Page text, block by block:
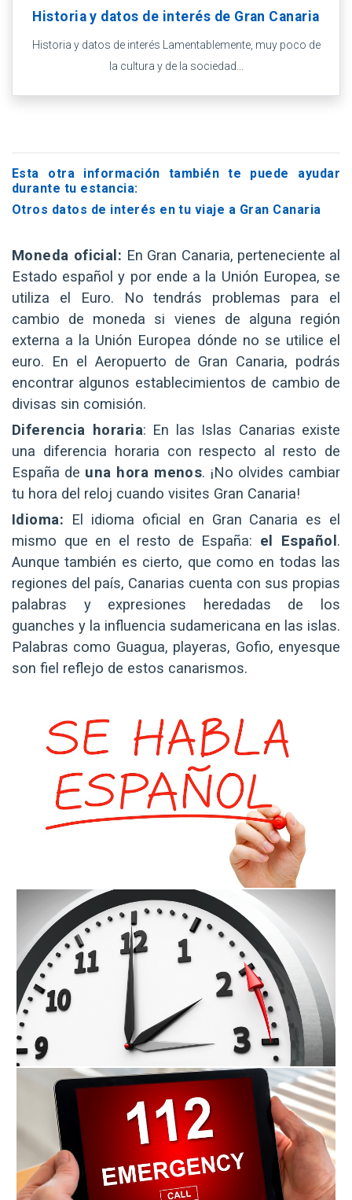
Historia y datos de interés de Gran Canaria
Historia y datos de interés Lamentablemente, muy poco de
la cultura y de la sociedad...
Esta otra información también te puede ayudar
durante tu estancia:
Otros datos de interés en tu viaje a Gran Canaria
Moneda oficial: En Gran Canaria, perteneciente al
Estado español y por ende a la Unión Europea, se
utiliza el Euro. No tendrás problemas para el
cambio de moneda si vienes de alguna región
externa a la Unión Europea dónde no se utilice el
euro. En el Aeropuerto de Gran Canaria, podrás
encontrar algunos establecimientos de cambio de
divisas sin comisión.
Diferencia horaria: En las Islas Canarias existe
una diferencia horaria con respecto al resto de
España de una hora menos. ¡No olvides cambiar
tu hora del reloj cuando visites Gran Canaria!
Idioma: El idioma oficial en Gran Canaria es el
mismo que en el resto de España: el Español .
Aunque también es cierto, que como en todas las
regiones del país, Canarias cuenta con sus propias
palabras y expresiones heredadas de los
guanches y la influencia sudamericana en las islas.
Palabras como Guagua, playeras, Gofio, enyesque
son fiel reflejo de estos canarismos.